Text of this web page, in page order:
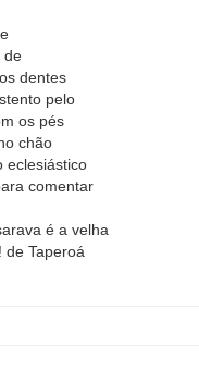
de
dentes
pelo
os pés
chão
eclesiástico
comentar
é a velha
de Taperoá